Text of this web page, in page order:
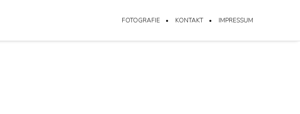
FOTOGRAFIE KONTAKT IMPRESSUM